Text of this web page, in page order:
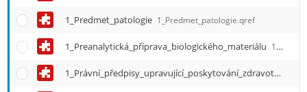
1_Predmet_patologie 1_Predmet_patologie.qref
1_Preanalytická_příprava_biologického_materiálu 1_Preanalyticka_priprava_biologickeho_materialu.qref
1_Právní_předpisy_upravující_poskytování_zdravotní_péče